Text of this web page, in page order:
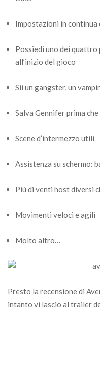
Impostazioni in continua
Possiedi uno dei
all’inizio del gioco
Sii un gangster, un
Salva Gennifer prima
Scene d’intermezzo utili
Assistenza su schermo:
Più di venti host diversi
Movimenti veloci e agili
Molto altro…
Presto la recensione di
intanto vi lascio al trailer